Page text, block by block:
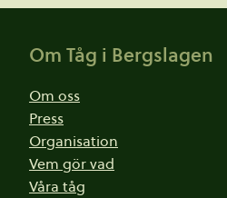
Om Tåg i Bergslagen
Om oss
Press
Organisation
Vem gör vad
Våra tåg